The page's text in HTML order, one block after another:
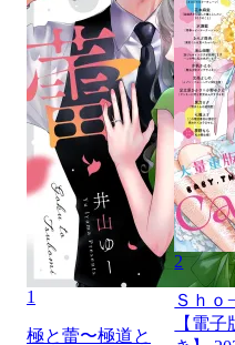
1
極と蕾〜極道と
2
Ｓｈｏ
【電